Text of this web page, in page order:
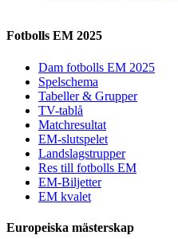
Fotbolls EM 2025
Dam fotbolls EM 2025
Spelschema
Tabeller & Grupper
TV-tablå
Matchresultat
EM-slutspelet
Landslagstrupper
Res till fotbolls EM
EM-Biljetter
EM kvalet
Europeiska mästerskap